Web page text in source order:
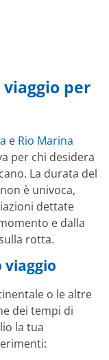
per
e Rio Marina
per chi desidera
La durata del
è univoca,
dettate
e dalla
rotta.
o le altre
dei tempi di
la tua